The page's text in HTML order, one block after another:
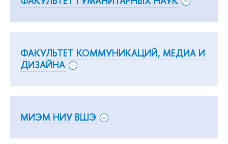
ФАКУЛЬТЕТ КОММУНИКАЦИЙ, МЕДИА И
ДИЗАЙНА
МИЭМ НИУ ВШЭ